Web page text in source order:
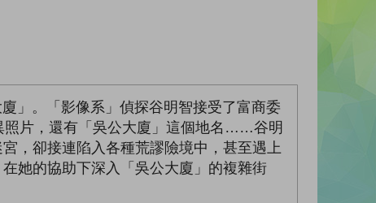
」。「影像系」偵探谷明智接受了富商委
照片，還有「吳公大廈」這個地名……谷明
，卻接連陷入各種荒謬險境中，甚至遇上
她的協助下深入「吳公大廈」的複雜街